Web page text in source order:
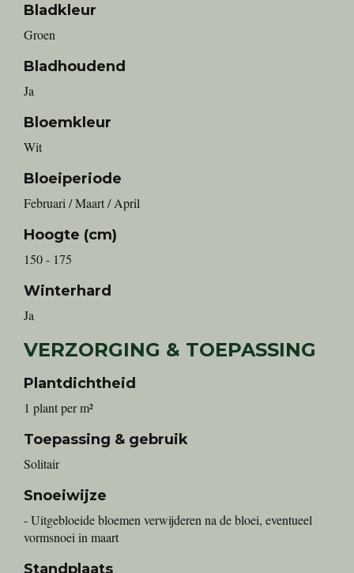
Bladkleur
Groen
Bladhoudend
Ja
Bloemkleur
Wit
Bloeiperiode
Februari / Maart / April
Hoogte (cm)
150 - 175
Winterhard
Ja
VERZORGING & TOEPASSING
Plantdichtheid
1 plant per m²
Toepassing & gebruik
Solitair
Snoeiwijze
- Uitgebloeide bloemen verwijderen na de bloei, eventueel
vormsnoei in maart
Standplaats